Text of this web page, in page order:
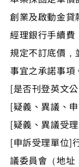
創業及啟動金
經理銀行手續費
規定不訂底價，
事宜之承諾事項
[是否刊登英文
[疑義、異議、
[疑義、異議受
[申訴受理單位]
議委員會（地址